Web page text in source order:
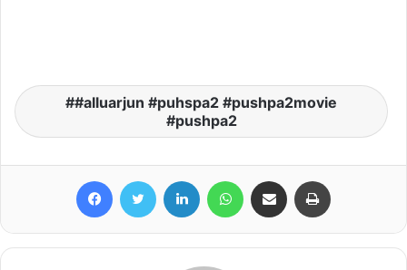
#alluarjun #puhspa2 #pushpa2movie
#pushpa2
FacebookTwitter LinkedIn WhatsAppShare via Email